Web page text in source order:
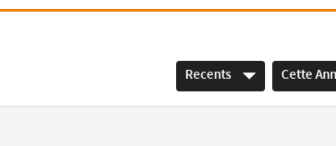
Recents Cette